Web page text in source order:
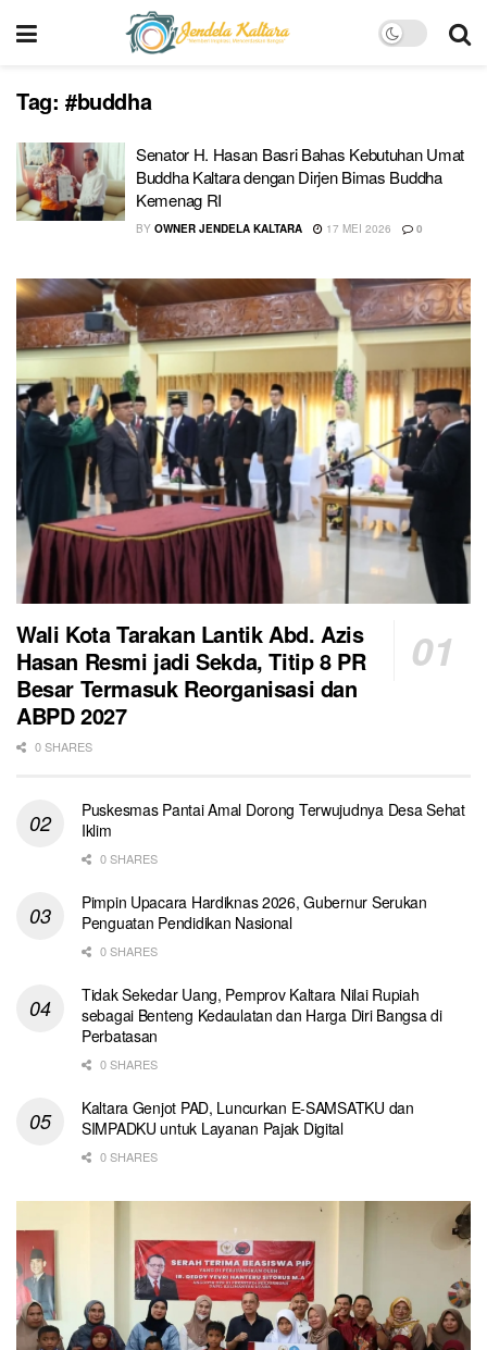
Tag: #buddha
Senator H. Hasan Basri Bahas Kebutuhan Umat
Buddha Kaltara dengan Dirjen Bimas Buddha
Kemenag RI
BY OWNER JENDELA KALTARA 17 MEI 2026 0
Wali Kota Tarakan Lantik Abd. Azis
Hasan Resmi jadi Sekda, Titip 8 PR
Besar Termasuk Reorganisasi dan
ABPD 2027
0 SHARES
Puskesmas Pantai Amal Dorong Terwujudnya Desa Sehat
Iklim
0 SHARES
Pimpin Upacara Hardiknas 2026, Gubernur Serukan
Penguatan Pendidikan Nasional
0 SHARES
Tidak Sekedar Uang, Pemprov Kaltara Nilai Rupiah
sebagai Benteng Kedaulatan dan Harga Diri Bangsa di
Perbatasan
0 SHARES
Kaltara Genjot PAD, Luncurkan E-SAMSATKU dan
SIMPADKU untuk Layanan Pajak Digital
0 SHARES